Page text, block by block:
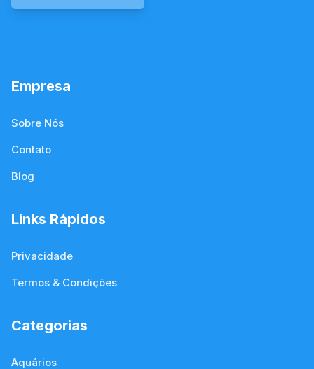
Empresa
Sobre Nós
Contato
Blog
Links Rápidos
Privacidade
Termos & Condições
Categorias
Aquários